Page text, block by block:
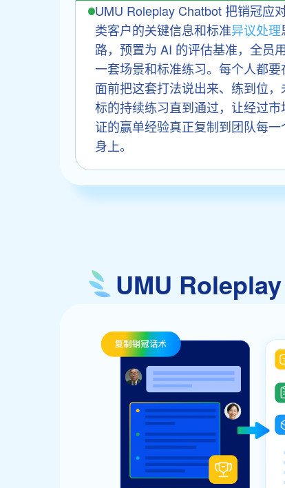
UMU Roleplay Chatbot 把销冠应
类客户的关键信息和标准异议处理
路，预置为 AI 的评估基准，全员
一套场景和标准练习。每个人都要
面前把这套打法说出来、练到位，
标的持续练习直到通过，让经过市
证的赢单经验真正复制到团队每一
身上。
UMU